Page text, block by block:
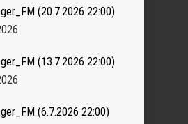
(20.7.2026 22:00)
(13.7.2026 22:00)
(6.7.2026 22:00)